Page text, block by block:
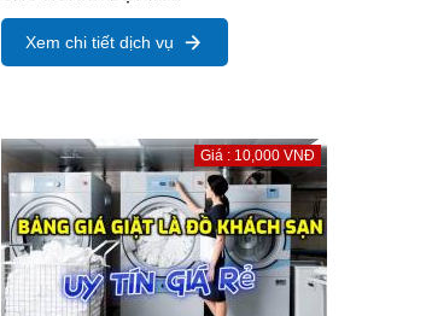
Xem chi tiết dịch vụ
Giá : 10,000 VNĐ